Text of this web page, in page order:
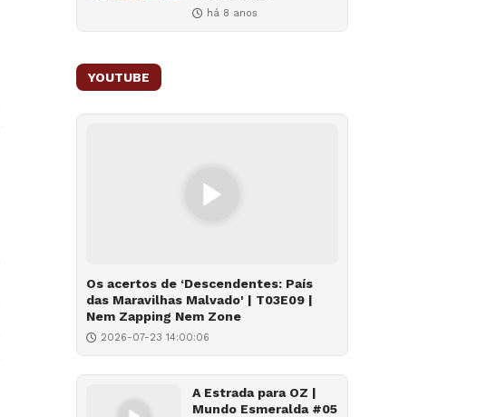
há 8 anos
YOUTUBE
Os acertos de ‘Descendentes: País
das Maravilhas Malvado' | T03E09 |
Nem Zapping Nem Zone
2026-07-23 14:00:06
A Estrada para OZ |
Mundo Esmeralda #05